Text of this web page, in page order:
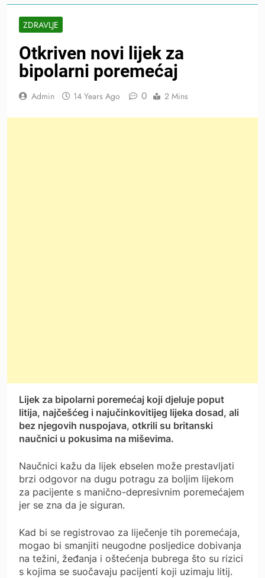
ZDRAVLJE
Otkriven novi lijek za
bipolarni poremećaj
Admin 14 Years Ago 0 2 Mins
Lijek za bipolarni poremećaj koji djeluje poput
litija, najčešćeg i najučinkovitijeg lijeka dosad, ali
bez njegovih nuspojava, otkrili su britanski
naučnici u pokusima na miševima.
Naučnici kažu da lijek ebselen može prestavljati
brzi odgovor na dugu potragu za boljim lijekom
za pacijente s manično-depresivnim poremećajem
jer se zna da je siguran.
Kad bi se registrovao za liječenje tih poremećaja,
mogao bi smanjiti neugodne posljedice dobivanja
na težini, žeđanja i oštećenja bubrega što su rizici
s kojima se suočavaju pacijenti koji uzimaju litij.